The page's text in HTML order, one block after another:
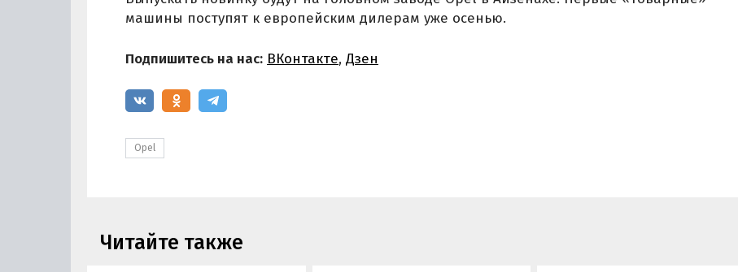
машины поступят к европейским дилерам уже осенью.
Подпишитесь на нас: ВКонтакте, Дзен
Opel
Читайте также